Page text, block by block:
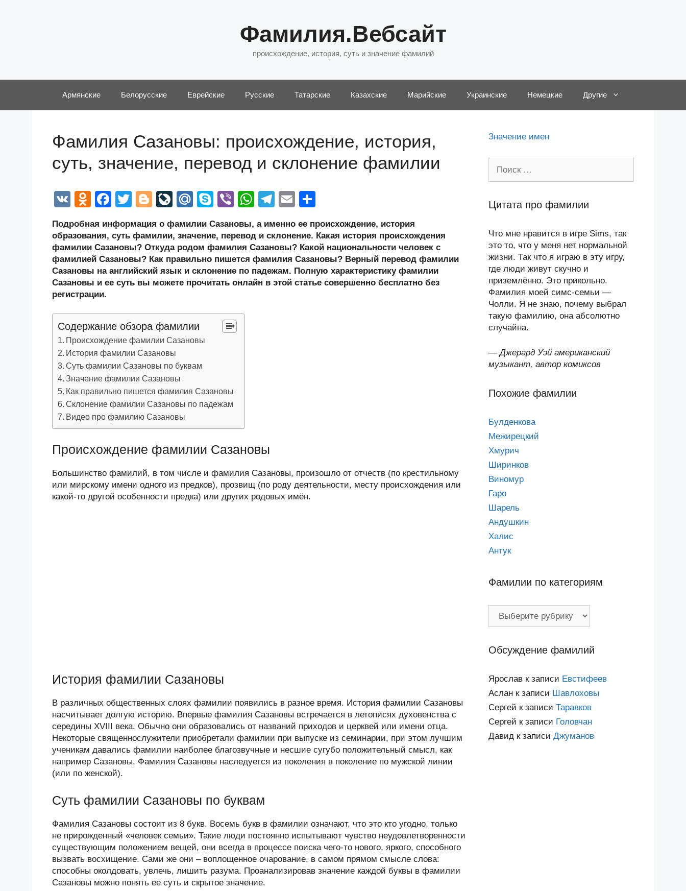
Фамилия.Вебсайт
происхождение, история, суть и значение фамилий
Армянские Белорусские Еврейские Русские Татарские Казахские Марийские Украинские Немецкие Другие
Фамилия Сазановы: происхождение, история,
суть, значение, перевод и склонение фамилии
V
O
n
o
kl
a
ss
ni
ki
F
c
e
b
o
k
T
tt
er
Bl
g
g
er
Li
e
J
o
ur
al
M
.R
u
S
p
e
Vi
er
W
at
s
A
p
T
e
gr
a
m
E
ail р
а
в
и
Подробная информация о фамилии Сазановы, а именно ее происхождение, история
образования, суть фамилии, значение, перевод и склонение. Какая история происхождения
фамилии Сазановы? Откуда родом фамилия Сазановы? Какой национальности человек с
фамилией Сазановы? Как правильно пишется фамилия Сазановы? Верный перевод фамилии
Сазановы на английский язык и склонение по падежам. Полную характеристику фамилии
Сазановы и ее суть вы можете прочитать онлайн в этой статье совершенно бесплатно без
регистрации.
Содержание обзора фамилии
Происхождение фамилии Сазановы
История фамилии Сазановы
Суть фамилии Сазановы по буквам
Значение фамилии Сазановы
Как правильно пишется фамилия Сазановы
Склонение фамилии Сазановы по падежам
Видео про фамилию Сазановы
Происхождение фамилии Сазановы
Большинство фамилий, в том числе и фамилия Сазановы, произошло от отчеств (по крестильному
или мирскому имени одного из предков), прозвищ (по роду деятельности, месту происхождения или
какой-то другой особенности предка) или других родовых имён.
История фамилии Сазановы
В различных общественных слоях фамилии появились в разное время. История фамилии Сазановы
насчитывает долгую историю. Впервые фамилия Сазановы встречается в летописях духовенства с
середины XVIII века. Обычно они образовались от названий приходов и церквей или имени отца.
Некоторые священнослужители приобретали фамилии при выпуске из семинарии, при этом лучшим
ученикам давались фамилии наиболее благозвучные и несшие сугубо положительный смысл, как
например Сазановы. Фамилия Сазановы наследуется из поколения в поколение по мужской линии
(или по женской).
Суть фамилии Сазановы по буквам
Фамилия Сазановы состоит из 8 букв. Восемь букв в фамилии означают, что это кто угодно, только
не прирожденный «человек семьи». Такие люди постоянно испытывают чувство неудовлетворенности
существующим положением вещей, они всегда в процессе поиска чего-то нового, яркого, способного
вызвать восхищение. Сами же они – воплощенное очарование, в самом прямом смысле слова:
способны околдовать, увлечь, лишить разума. Проанализировав значение каждой буквы в фамилии
Сазановы можно понять ее суть и скрытое значение.
Значение имен
Цитата про фамилии
Что мне нравится в игре Sims, так
это то, что у меня нет нормальной
жизни. Так что я играю в эту игру,
где люди живут скучно и
приземлённо. Это прикольно.
Фамилия моей симс-семьи —
Чолли. Я не знаю, почему выбрал
такую фамилию, она абсолютно
случайна.
—Джерард Уэй американский
музыкант, автор комиксов
Похожие фамилии
Булденкова
Межирецкий
Хмурич
Ширинков
Виномур
Гаро
Шарель
Андушкин
Халис
Антук
Фамилии по категориям
Обсуждение фамилий
Ярослав к записи Евстифеев
Аслан к записи Шавлоховы
Сергей к записи Таравков
Сергей к записи Головчан
Давид к записи Джуманов